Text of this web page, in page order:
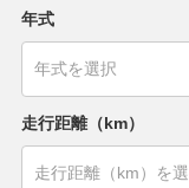
年式
走行距離（km）